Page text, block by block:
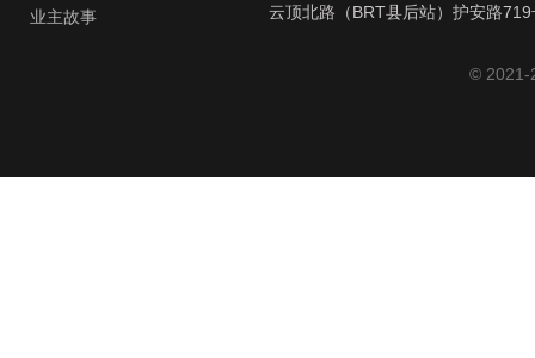
业主故事
云顶北路（BRT县后站）护安路719
© 2021-